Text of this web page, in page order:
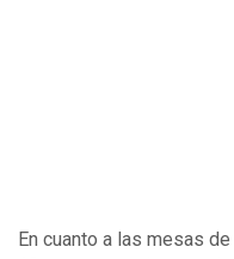
En cuanto a las mesas